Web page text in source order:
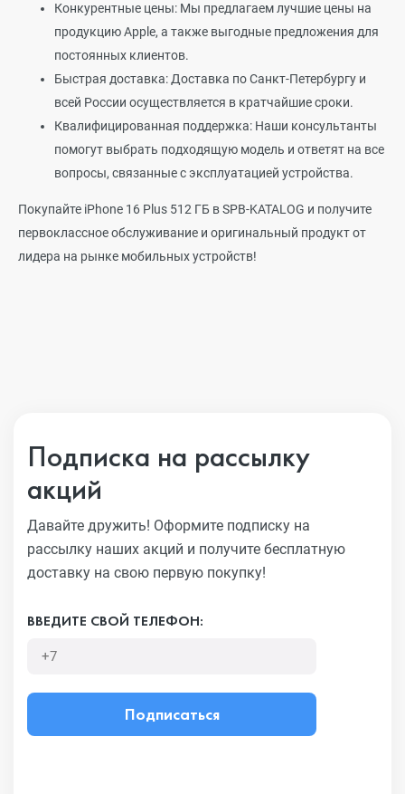
Конкурентные цены: Мы предлагаем лучшие цены на
продукцию Apple, а также выгодные предложения для
постоянных клиентов.
Быстрая доставка: Доставка по Санкт-Петербургу и
всей России осуществляется в кратчайшие сроки.
Квалифицированная поддержка: Наши консультанты
помогут выбрать подходящую модель и ответят на все
вопросы, связанные с эксплуатацией устройства.
Покупайте iPhone 16 Plus 512 ГБ в SPB-KATALOG и получите
первоклассное обслуживание и оригинальный продукт от
лидера на рынке мобильных устройств!
Подписка на рассылку
акций
Давайте дружить! Оформите подписку на
рассылку наших акций и получите бесплатную
доставку на свою первую покупку!
ВВЕДИТЕ СВОЙ ТЕЛЕФОН:
Подписаться